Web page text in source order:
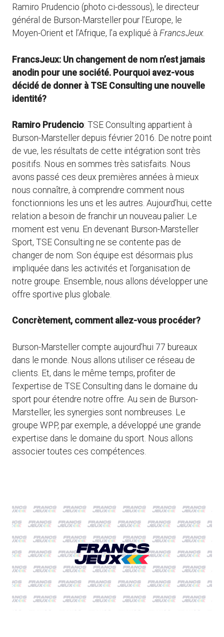
Ramiro Prudencio (photo ci-dessous), le directeur
général de Burson-Marsteller pour l’Europe, le
Moyen-Orient et l’Afrique, l’a expliqué à FrancsJeux.
FrancsJeux: Un changement de nom n’est jamais
anodin pour une société. Pourquoi avez-vous
décidé de donner à TSE Consulting une nouvelle
identité?
Ramiro Prudencio: TSE Consulting appartient à
Burson-Marsteller depuis février 2016. De notre point
de vue, les résultats de cette intégration sont très
positifs. Nous en sommes très satisfaits. Nous
avons passé ces deux premières années à mieux
nous connaître, à comprendre comment nous
fonctionnions les uns et les autres. Aujourd’hui, cette
relation a besoin de franchir un nouveau palier. Le
moment est venu. En devenant Burson-Marsteller
Sport, TSE Consulting ne se contente pas de
changer de nom. Son équipe est désormais plus
impliquée dans les activités et l’organisation de
notre groupe. Ensemble, nous allons développer une
offre sportive plus globale.
Concrètement, comment allez-vous procéder?
Burson-Marsteller compte aujourd’hui 77 bureaux
dans le monde. Nous allons utiliser ce réseau de
clients. Et, dans le même temps, profiter de
l’expertise de TSE Consulting dans le domaine du
sport pour étendre notre offre. Au sein de Burson-
Marsteller, les synergies sont nombreuses. Le
groupe WPP, par exemple, a développé une grande
expertise dans le domaine du sport. Nous allons
associer toutes ces compétences.